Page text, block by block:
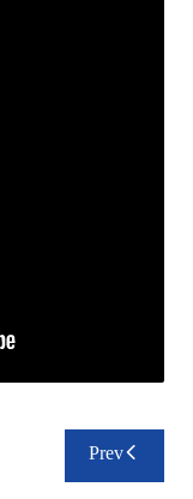
تصفّح
المقالات
Prev